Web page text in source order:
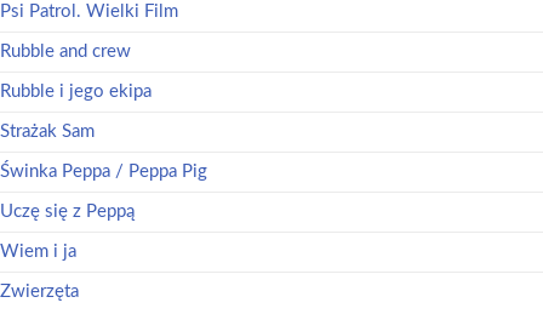
Psi Patrol. Wielki Film
Rubble and crew
Rubble i jego ekipa
Strażak Sam
Świnka Peppa / Peppa Pig
Uczę się z Peppą
Wiem i ja
Zwierzęta